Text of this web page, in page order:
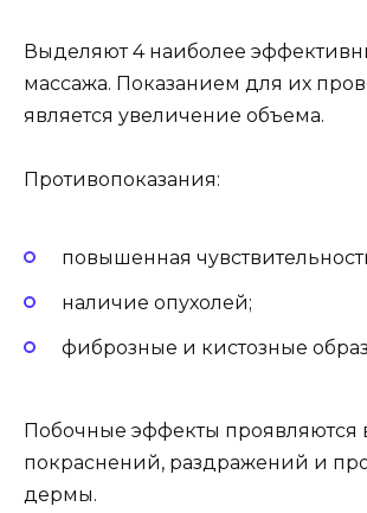
Выделяют 4 наиболее
массажа. Показанием для их
является увеличение объема.
Противопоказания:
повышенная
наличие опухолей;
фиброзные и кистозные
Побочные эффекты проявляются
покраснений, раздражений и
дермы.